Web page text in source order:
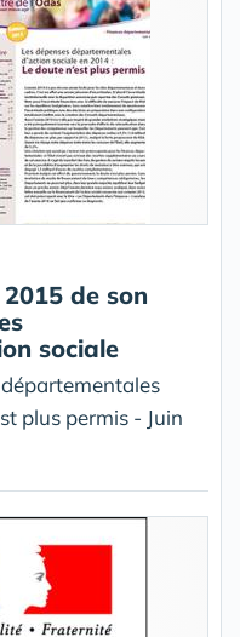
de son
sociale
plus permis - Juin